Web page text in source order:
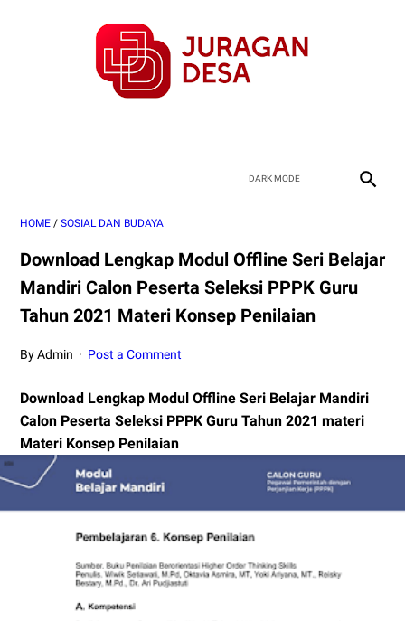
HOME / SOSIAL DAN BUDAYA
Download Lengkap Modul Offline Seri Belajar
Mandiri Calon Peserta Seleksi PPPK Guru
Tahun 2021 Materi Konsep Penilaian
By Admin Post a Comment
Download Lengkap Modul Offline Seri Belajar Mandiri
Calon Peserta Seleksi PPPK Guru Tahun 2021 materi
Materi Konsep Penilaian